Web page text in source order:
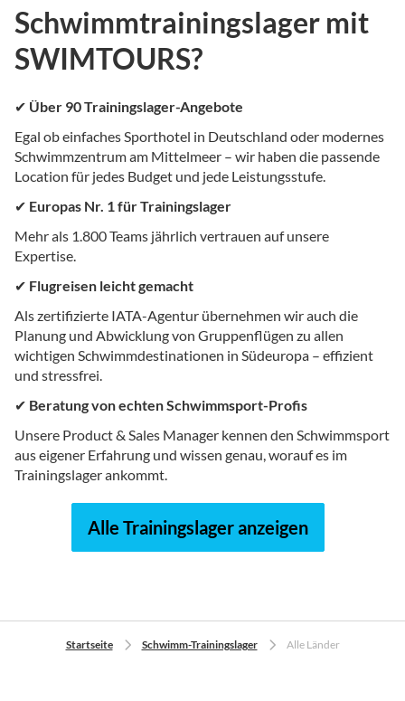
Schwimmtrainingslager mit
SWIMTOURS?
✔ Über 90 Trainingslager-Angebote
Egal ob einfaches Sporthotel in Deutschland oder modernes
Schwimmzentrum am Mittelmeer – wir haben die passende
Location für jedes Budget und jede Leistungsstufe.
✔ Europas Nr. 1 für Trainingslager
Mehr als 1.800 Teams jährlich vertrauen auf unsere
Expertise.
✔ Flugreisen leicht gemacht
Als zertifizierte IATA-Agentur übernehmen wir auch die
Planung und Abwicklung von Gruppenflügen zu allen
wichtigen Schwimmdestinationen in Südeuropa – effizient
und stressfrei.
✔ Beratung von echten Schwimmsport-Profis
Unsere Product & Sales Manager kennen den Schwimmsport
aus eigener Erfahrung und wissen genau, worauf es im
Trainingslager ankommt.
Alle Trainingslager anzeigen
Startseite Schwimm-Trainingslager Alle Länder